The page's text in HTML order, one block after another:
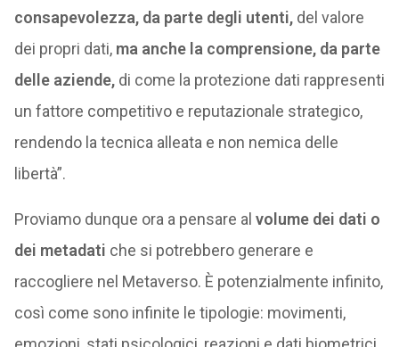
consapevolezza, da parte degli utenti, del valore
dei propri dati,ma anche la comprensione, da parte
delle aziende, di come la protezione dati rappresenti
un fattore competitivo e reputazionale strategico,
rendendo la tecnica alleata e non nemica delle
libertà”.
Proviamo dunque ora a pensare al volume dei dati o
dei metadati che si potrebbero generare e
raccogliere nel Metaverso. È potenzialmente infinito,
così come sono infinite le tipologie: movimenti,